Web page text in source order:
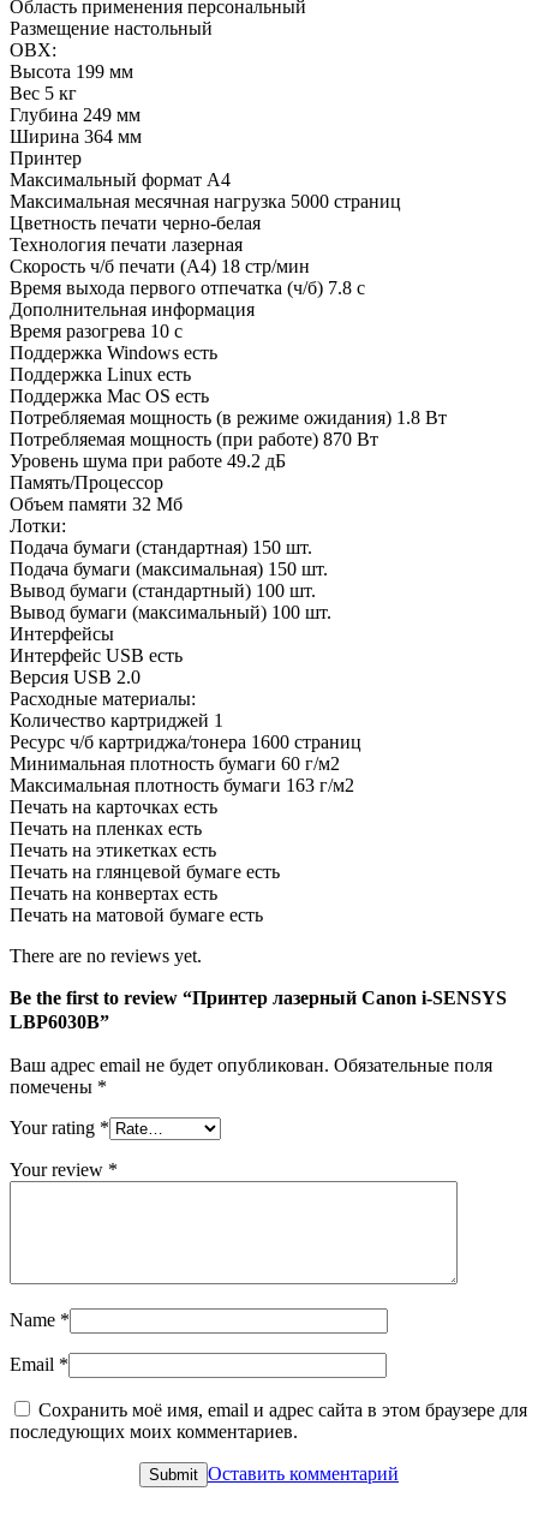
Область применения персональный
Размещение настольный
ОВХ:
Высота 199 мм
Вес 5 кг
Глубина 249 мм
Ширина 364 мм
Принтер
Максимальный формат A4
Максимальная месячная нагрузка 5000 страниц
Цветность печати черно-белая
Технология печати лазерная
Скорость ч/б печати (A4) 18 стр/мин
Время выхода первого отпечатка (ч/б) 7.8 с
Дополнительная информация
Время разогрева 10 с
Поддержка Windows есть
Поддержка Linux есть
Поддержка Mac OS есть
Потребляемая мощность (в режиме ожидания) 1.8 Вт
Потребляемая мощность (при работе) 870 Вт
Уровень шума при работе 49.2 дБ
Память/Процессор
Объем памяти 32 Мб
Лотки:
Подача бумаги (стандартная) 150 шт.
Подача бумаги (максимальная) 150 шт.
Вывод бумаги (стандартный) 100 шт.
Вывод бумаги (максимальный) 100 шт.
Интерфейсы
Интерфейс USB есть
Версия USB 2.0
Расходные материалы:
Количество картриджей 1
Ресурс ч/б картриджа/тонера 1600 страниц
Минимальная плотность бумаги 60 г/м2
Максимальная плотность бумаги 163 г/м2
Печать на карточках есть
Печать на пленках есть
Печать на этикетках есть
Печать на глянцевой бумаге есть
Печать на конвертах есть
Печать на матовой бумаге есть
There are no reviews yet.
Be the first to review “Принтер лазерный Canon i-SENSYS
LBP6030B”
Ваш адрес email не будет опубликован. Обязательные поля
помечены *
Your rating *
Your review *
Name *
Email *
Сохранить моё имя, email и адрес сайта в этом браузере для
последующих моих комментариев.
Оставить комментарий